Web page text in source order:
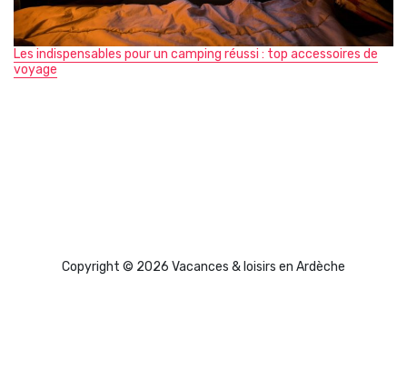
Les indispensables pour un camping réussi : top accessoires de
voyage
Copyright © 2026 Vacances & loisirs en Ardèche